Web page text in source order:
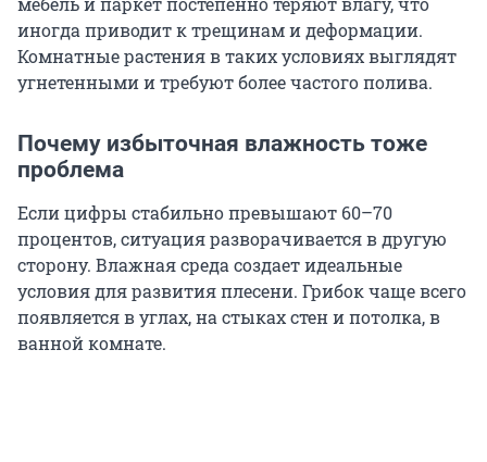
иногда приводит к трещинам и деформации.
Комнатные растения в таких условиях выглядят
угнетенными и требуют более частого полива.
Почему избыточная влажность тоже
проблема
Если цифры стабильно превышают 60–70
процентов, ситуация разворачивается в другую
сторону. Влажная среда создает идеальные
условия для развития плесени. Грибок чаще всего
появляется в углах, на стыках стен и потолка, в
ванной комнате.